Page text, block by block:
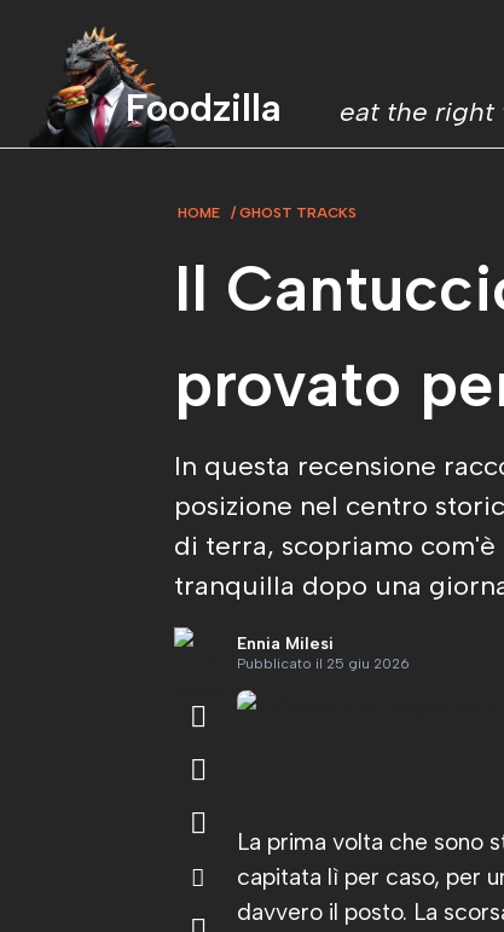
Foodzilla eat the right
HOME GHOST TRACKS
Il
provato
In questa recensione
posizione nel centro
di terra, scopriamo com'è
tranquilla dopo una
Ennia Milesi
Pubblicato il 25 giu 2026
La prima volta che sono
capitata lì per caso, per
davvero il posto. La